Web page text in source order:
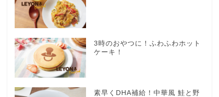
3時のおやつに！ふわふわホット
ケーキ！
素早くDHA補給！中華風 鮭と野